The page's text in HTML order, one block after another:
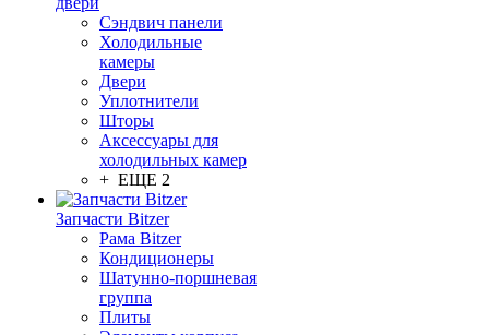
Сэндвич панели
Холодильные
камеры
Двери
Уплотнители
Шторы
Аксессуары для
холодильных камер
+ ЕЩЕ 2
Запчасти Bitzer
Рама Bitzer
Кондиционеры
Шатунно-поршневая
группа
Плиты